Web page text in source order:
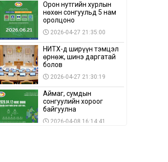
Орон нутгийн хурлын
нөхөн сонгуульд 5 нам
оролцоно
2026-04-27 21:35:00
НИТХ-д ширүүн тэмцэл
өрнөж, шинэ даргатай
болов
2026-04-27 21:30:19
Аймаг, сумдын
сонгуулийн хороог
байгуулна
2026-04-08 16:14:41